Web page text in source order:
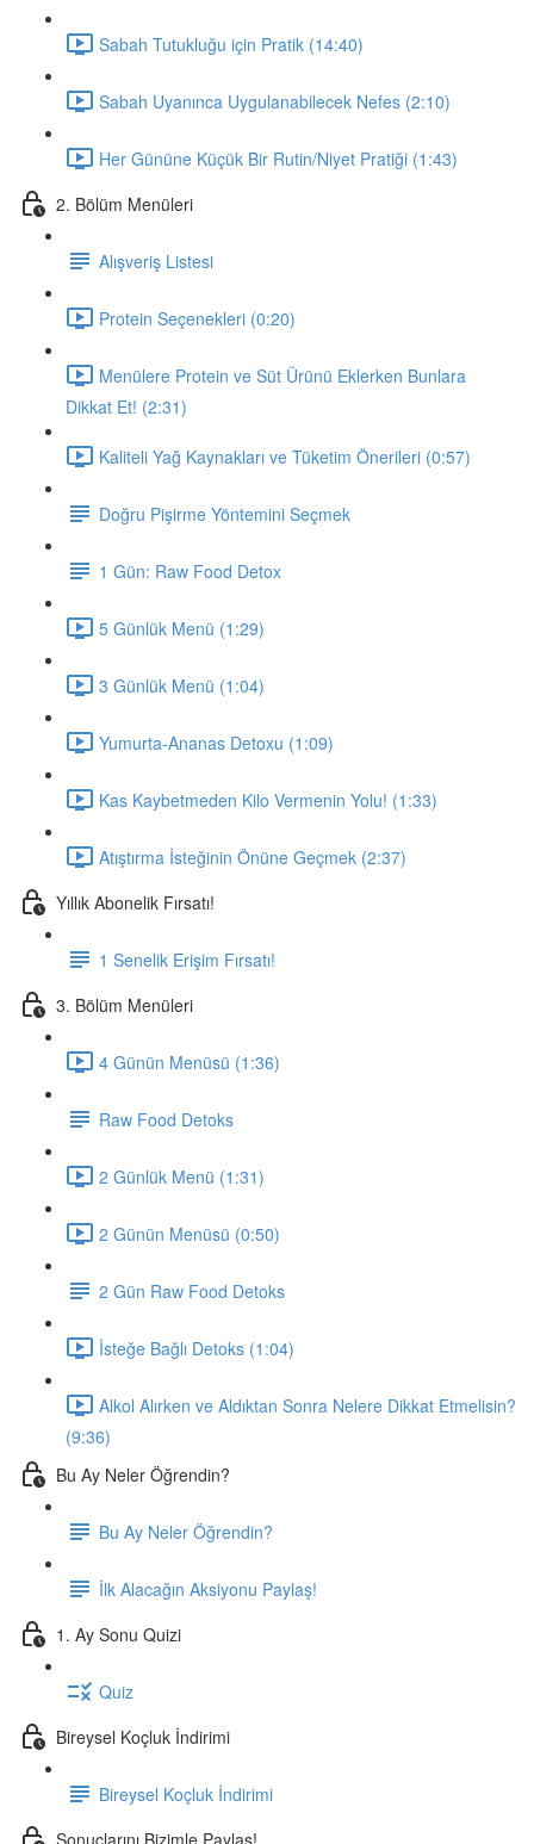
Sabah Tutukluğu için Pratik (14:40)
Sabah Uyanınca Uygulanabilecek Nefes (2:10)
Her Gününe Küçük Bir Rutin/Niyet Pratiği (1:43)
2. Bölüm Menüleri
Alışveriş Listesi
Protein Seçenekleri (0:20)
Menülere Protein ve Süt Ürünü Eklerken Bunlara
Dikkat Et! (2:31)
Kaliteli Yağ Kaynakları ve Tüketim Önerileri (0:57)
Doğru Pişirme Yöntemini Seçmek
1 Gün: Raw Food Detox
5 Günlük Menü (1:29)
3 Günlük Menü (1:04)
Yumurta-Ananas Detoxu (1:09)
Kas Kaybetmeden Kilo Vermenin Yolu! (1:33)
Atıştırma İsteğinin Önüne Geçmek (2:37)
Yıllık Abonelik Fırsatı!
1 Senelik Erişim Fırsatı!
3. Bölüm Menüleri
4 Günün Menüsü (1:36)
Raw Food Detoks
2 Günlük Menü (1:31)
2 Günün Menüsü (0:50)
2 Gün Raw Food Detoks
İsteğe Bağlı Detoks (1:04)
Alkol Alırken ve Aldıktan Sonra Nelere Dikkat Etmelisin?
(9:36)
Bu Ay Neler Öğrendin?
Bu Ay Neler Öğrendin?
İlk Alacağın Aksiyonu Paylaş!
1. Ay Sonu Quizi
Quiz
Bireysel Koçluk İndirimi
Bireysel Koçluk İndirimi
Sonuçlarını Bizimle Paylaş!